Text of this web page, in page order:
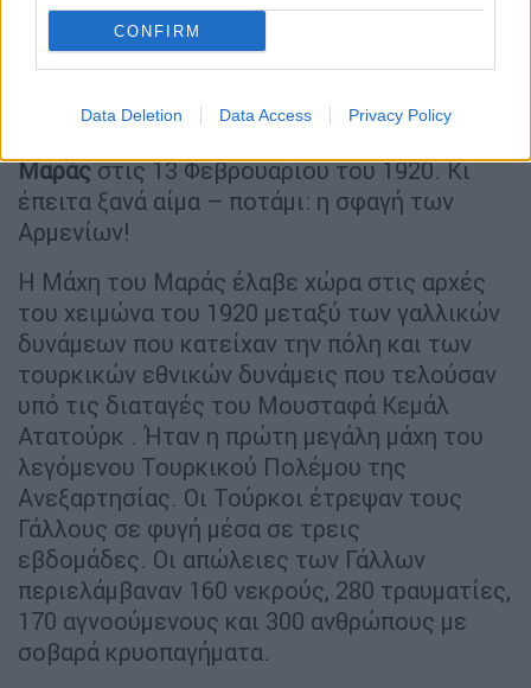
CONFIRM
Data Deletion Data Access Privacy Policy
(έτσι ονομαζόταν τότε η πόλη) τέθηκε υπό
τον έλεγχο βρετανικών στρατευμάτων. Στη
συνέχεια τουςΒρετανούς αντικατέστησαν
Γάλλοι. Η πόλη καταλήφθηκε από το
Μαράςστις 13 Φεβρουαρίου του 1920. Κι
έπειτα ξανά αίμα – ποτάμι: η σφαγή των
Αρμενίων!
Η Μάχη του Μαράς έλαβε χώρα στις αρχές
του χειμώνα του 1920 μεταξύ των γαλλικών
δυνάμεων που κατείχαν την πόλη και των
τουρκικών εθνικών δυνάμεις που τελούσαν
υπό τις διαταγές του Μουσταφά Κεμάλ
Ατατούρκ . Ήταν η πρώτη μεγάλη μάχη του
λεγόμενου Τουρκικού Πολέμου της
Ανεξαρτησίας. Οι Τούρκοι έτρεψαν τους
Γάλλους σε φυγή μέσα σε τρεις
εβδομάδες. Οι απώλειες των Γάλλων
περιελάμβαναν 160 νεκρούς, 280 τραυματίες,
170 αγνοούμενους και 300 ανθρώπους με
σοβαρά κρυοπαγήματα.